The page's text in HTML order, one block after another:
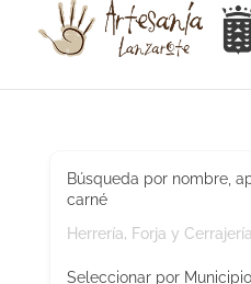
Búsqueda por nombre,
carné
Herrería, Forja y Cerrajería
Seleccionar por Municipio